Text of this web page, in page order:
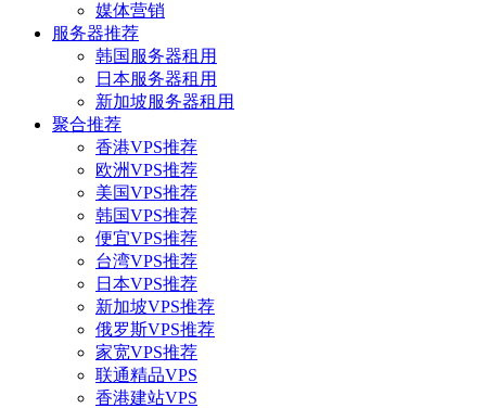
媒体营销
服务器推荐
韩国服务器租用
日本服务器租用
新加坡服务器租用
聚合推荐
香港VPS推荐
欧洲VPS推荐
美国VPS推荐
韩国VPS推荐
便宜VPS推荐
台湾VPS推荐
日本VPS推荐
新加坡VPS推荐
俄罗斯VPS推荐
家宽VPS推荐
联通精品VPS
香港建站VPS